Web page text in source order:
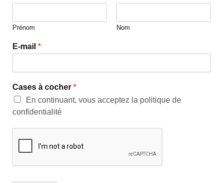
Prénom Nom
E-mail *
Cases à cocher *
En continuant, vous acceptez la politique de
confidentialité